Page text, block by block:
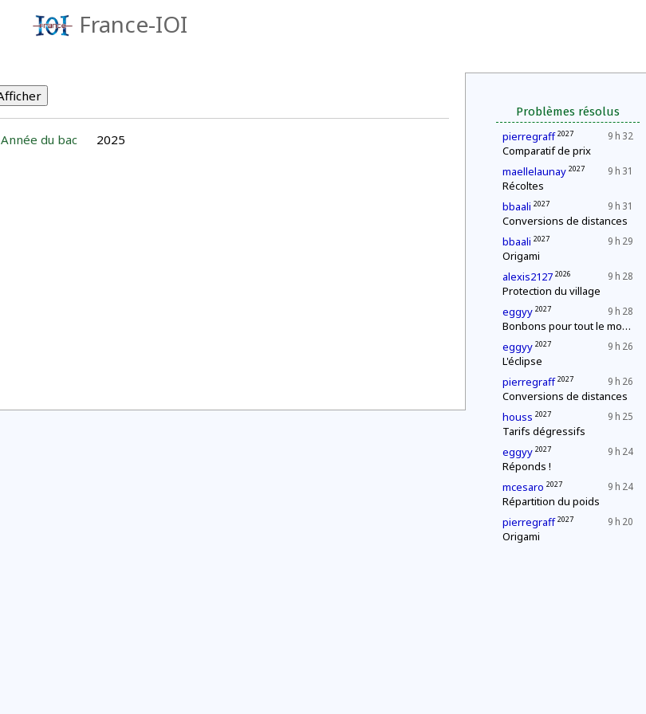
France-IOI
Problèmes résolus
9 h 32
pierregraff 2027
Comparatif de prix
9 h 31
maellelaunay 2027
Récoltes
9 h 31
bbaali 2027
Conversions de distances
9 h 29
bbaali 2027
Origami
9 h 28
alexis2127 2026
Protection du village
9 h 28
eggyy 2027
Bonbons pour tout le monde !
9 h 26
eggyy 2027
L'éclipse
9 h 26
pierregraff 2027
Conversions de distances
9 h 25
houss 2027
Tarifs dégressifs
9 h 24
eggyy 2027
Réponds !
9 h 24
mcesaro 2027
Répartition du poids
9 h 20
pierregraff 2027
Origami
Année du bac 2025